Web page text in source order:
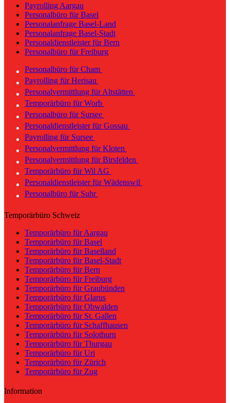
Payrolling Aargau
Personalbüro für Basel
Personalanfrage Basel-Land
Personalanfrage Basel-Stadt
Personaldienstleister für Bern
Personalbüro für Freiburg
Personalbüro für Cham
Payrolling für Herisau
Personalvermittlung für Altstätten
Temporärbüro für Worb
Personalbüro für Sursee
Personaldienstleister für Gossau
Payrolling für Sursee
Personalvermittlung für Kloten
Personalvermittlung für Birsfelden
Temporärbüro für Wil AG
Personaldienstleister für Wädenswil
Personalbüro für Suhr
Temporärbüro Schweiz
Temporärbüro für Aargau
Temporärbüro für Basel
Temporärbüro für Baselland
Temporärbüro für Basel-Stadt
Temporärbüro für Bern
Temporärbüro für Freiburg
Temporärbüro für Graubünden
Temporärbüro für Glarus
Temporärbüro für Obwalden
Temporärbüro für St. Gallen
Temporärbüro für Schaffhausen
Temporärbüro für Solothurn
Temporärbüro für Thurgau
Temporärbüro für Uri
Temporärbüro für Zürich
Temporärbüro für Zug
Information